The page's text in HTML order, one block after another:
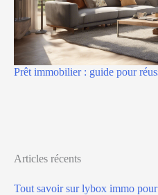
Prêt immobilier : guide pour
Articles récents
Tout savoir sur lybox immo